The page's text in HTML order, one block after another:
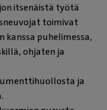
itsenäistä työtä
toimivat
kanssa puhelimessa,
ohjaten ja
ja